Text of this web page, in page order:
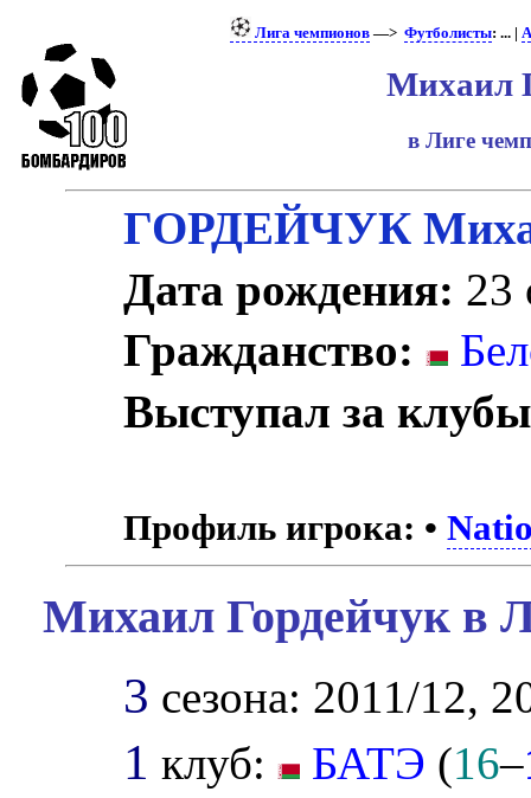
Лига чемпионов—> Футболисты: ... |
Михаил
в Лиге
ГОРДЕЙЧУК
Дата рождения: 23
Гражданство:
Выступал за
Профиль игрока: •
Михаил Гордейчук в
3 сезона: 2011/12,
1 клуб: БАТЭ (16–